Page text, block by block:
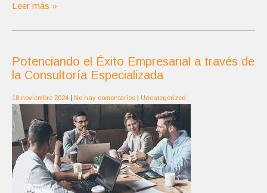
Leer más »
Potenciando el Éxito Empresarial a través de
la Consultoría Especializada
18 noviembre 2024 | No hay comentarios | Uncategorized